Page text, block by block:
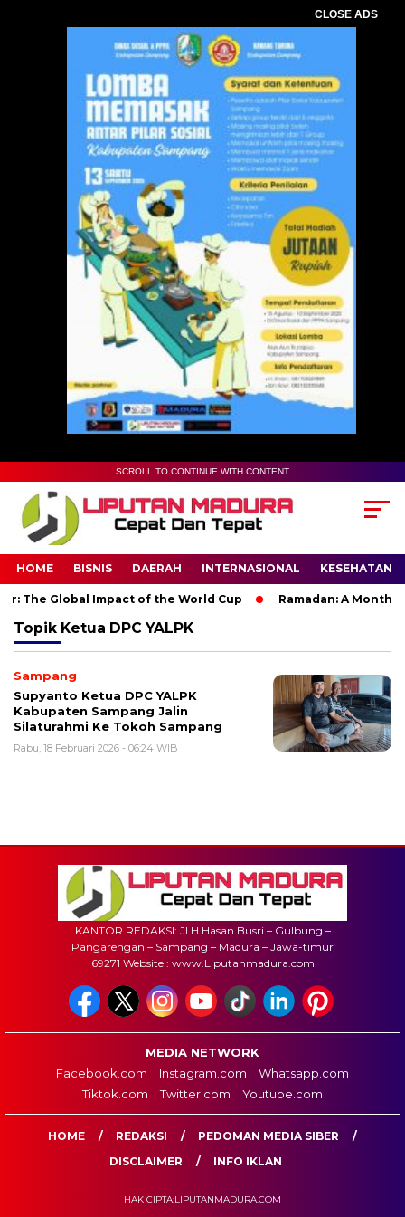
CLOSE ADS
SCROLL TO CONTINUE WITH CONTENT
HOME BISNIS DAERAH INTERNASIONAL KESEHATAN
The Global Impact of the World Cup Ramadan: A Month
Topik Ketua DPC YALPK
Sampang
Supyanto Ketua DPC YALPK
Kabupaten Sampang Jalin
Silaturahmi Ke Tokoh Sampang
Rabu, 18 Februari 2026 - 06:24 WIB
KANTOR REDAKSI: Jl H.Hasan Busri – Gulbung –
Pangarengan – Sampang – Madura – Jawa-timur
69271 Website : www.Liputanmadura.com
MEDIA NETWORK
Facebook.com
Instagram.com
Whatsapp.com
Tiktok.com
Twitter.com Youtube.com
HOME REDAKSI
PEDOMAN MEDIA SIBER
DISCLAIMER
INFO IKLAN
HAK CIPTA:LIPUTANMADURA.COM